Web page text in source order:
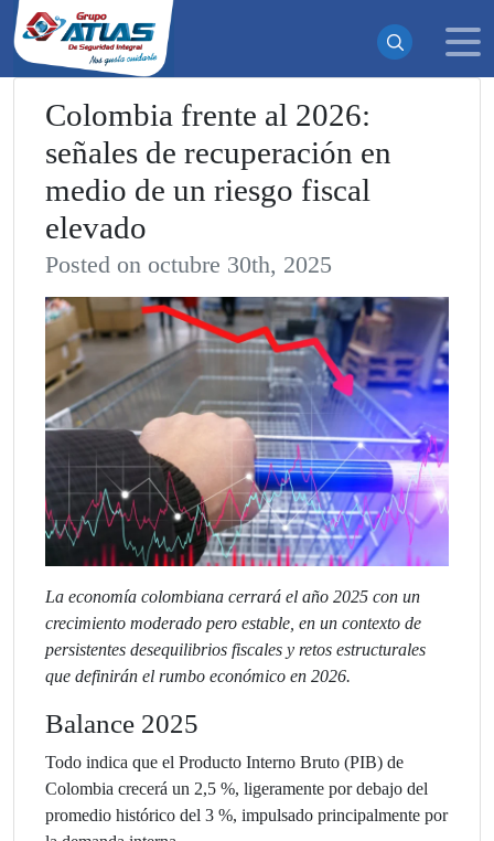
Colombia frente al 2026:
señales de recuperación en
medio de un riesgo fiscal
elevado
Posted on octubre 30th, 2025
La economía colombiana cerrará el año 2025 con un
crecimiento moderado pero estable, en un contexto de
persistentes desequilibrios fiscales y retos estructurales
que definirán el rumbo económico en 2026.
Balance 2025
Todo indica que el Producto Interno Bruto (PIB) de
Colombia crecerá un 2,5 %, ligeramente por debajo del
promedio histórico del 3 %, impulsado principalmente por
¡Suscrito exitosamente!
Ahora recibirás todas nuestras actualizaciones y noticias
directamente en tu bandeja de entrada. ¡No te pierdas